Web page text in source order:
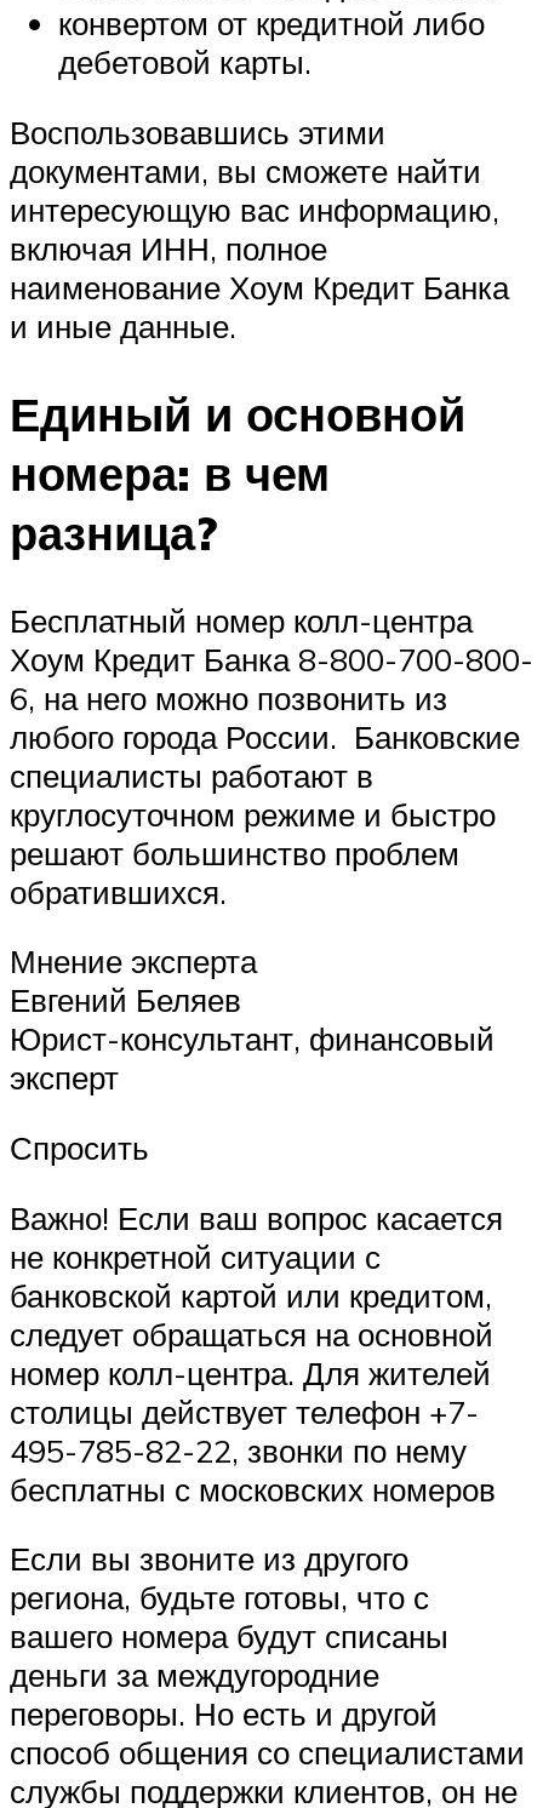
конвертом от кредитной либо
дебетовой карты.
Воспользовавшись этими
документами, вы сможете найти
интересующую вас информацию,
включая ИНН, полное
наименование Хоум Кредит Банка
и иные данные.
Единый и основной
номера: в чем
разница?
Бесплатный номер колл-центра
Хоум Кредит Банка 8-800-700-800-
6, на него можно позвонить из
любого города России. Банковские
специалисты работают в
круглосуточном режиме и быстро
решают большинство проблем
обратившихся.
Мнение эксперта
Евгений Беляев
Юрист-консультант, финансовый
эксперт
Спросить
Важно! Если ваш вопрос касается
не конкретной ситуации с
банковской картой или кредитом,
следует обращаться на основной
номер колл-центра. Для жителей
столицы действует телефон +7-
495-785-82-22, звонки по нему
бесплатны с московских номеров
Если вы звоните из другого
региона, будьте готовы, что с
вашего номера будут списаны
деньги за междугородние
переговоры. Но есть и другой
способ общения со специалистами
службы поддержки клиентов, он не